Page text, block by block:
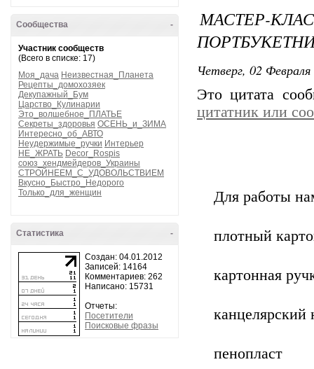
-
Сообщества
Участник сообществ
(Всего в списке: 17)
Моя_дача Неизвестная_Планета
Рецепты_домохозяек
Декупажный_Бум
Царство_Кулинарии
Это_волшебное_ПЛАТЬЕ
Секреты_здоровья ОСЕНЬ_и_ЗИМА
Интересно_об_АВТО
Неудержимые_ручки Интерьер
НЕ_ЖРАТЬ Decor_Rospis
союз_хендмейдеров_Украины
СТРОЙНЕЕМ_С_УДОВОЛЬСТВИЕМ
Вкусно_Быстро_Недорого
Только_для_женщин
-
Статистика
Создан: 04.01.2012
Записей: 14164
Комментариев: 262
Написано: 15731
Отчеты:
Посетители
Поисковые фразы
МАСТЕР-
Четверг, 02
Это цитата
цитатник или
Для работы
плотный
картонная
канцелярский
пенопласт